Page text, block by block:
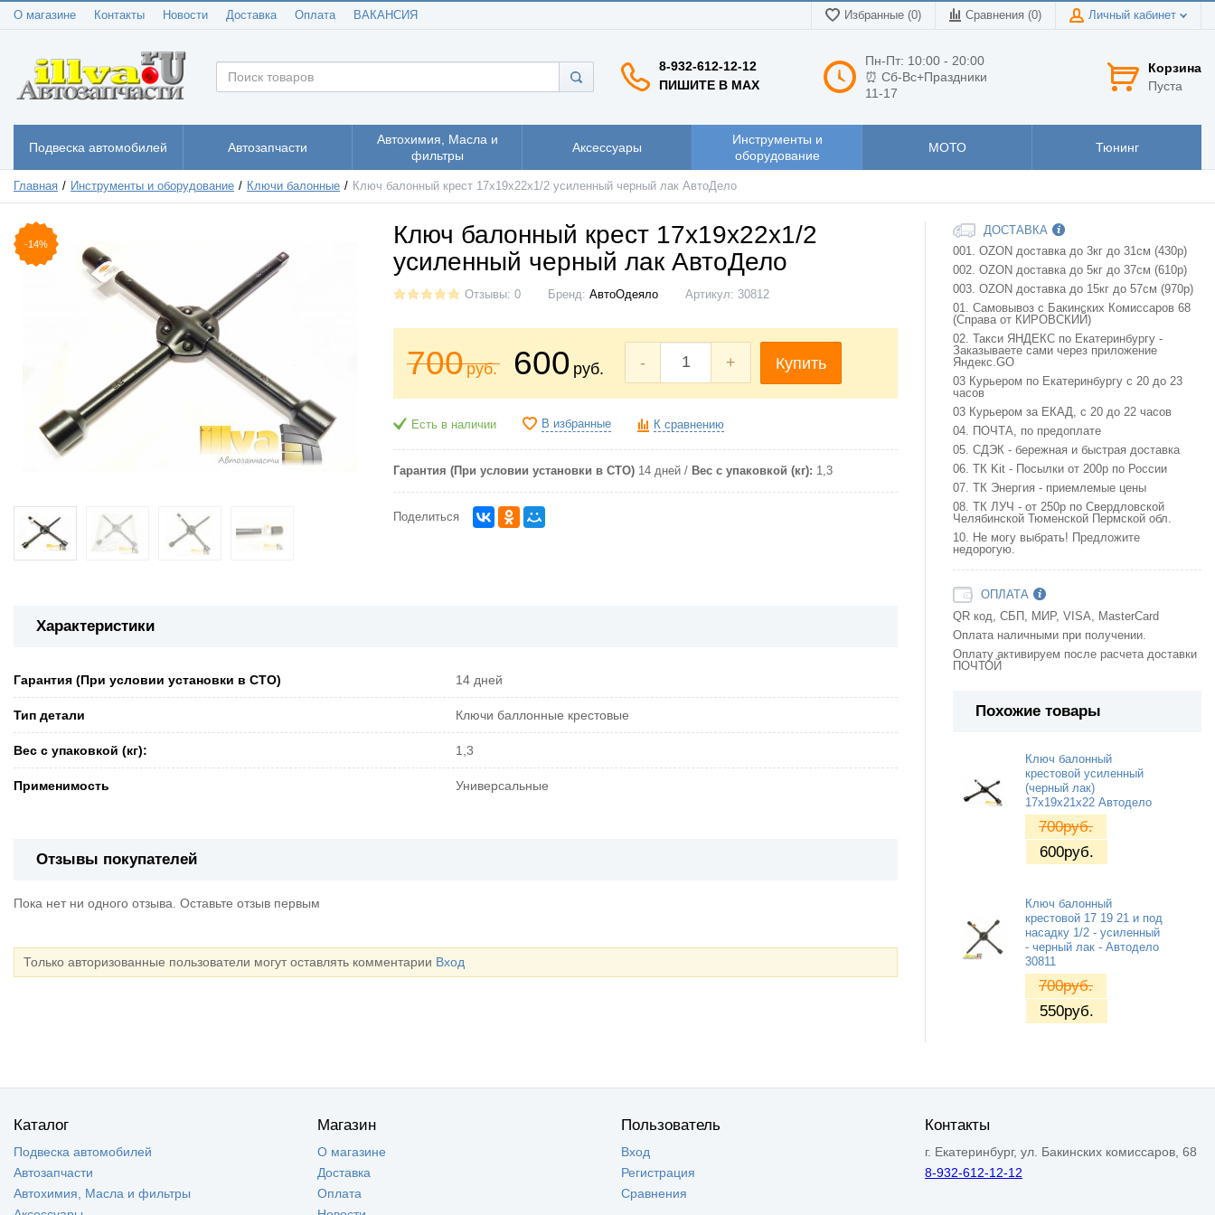
О магазине Контакты Новости Доставка Оплата ВАКАНСИЯ Избранные (0) Сравнения (0) Личный кабинет
8-932-612-12-12
ПИШИТЕ В MAX
Пн-Пт: 10:00 - 20:00
⏰ Сб-Вс+Праздники
11-17
Корзина
Пуста
Подвеска автомобилей Автозапчасти
Автохимия, Масла и
фильтры
Аксессуары
Инструменты и
оборудование
МОТО Тюнинг
Главная Инструменты и оборудование Ключи балонные Ключ балонный крест 17х19х22х1/2 усиленный черный лак АвтоДело
-14%
Ключ балонный крест 17х19х22х1/2
усиленный черный лак АвтоДело
Отзывы: 0 Бренд: АвтоОдеяло Артикул: 30812
700руб. 600 руб. - + Купить
Есть в наличии В избранные К сравнению
Гарантия (При условии установки в СТО) 14 дней Вес с упаковкой (кг): 1,3
Поделиться
Характеристики
Гарантия (При условии установки в СТО) 14 дней
Тип детали Ключи баллонные крестовые
Вес с упаковкой (кг): 1,3
Применимость Универсальные
Отзывы покупателей
Пока нет ни одного отзыва. Оставьте отзыв первым
Только авторизованные пользователи могут оставлять комментарии Вход
ДОСТАВКА
001. OZON доставка до 3кг до 31см (430р)
002. OZON доставка до 5кг до 37см (610р)
003. OZON доставка до 15кг до 57см (970р)
01. Самовывоз с Бакинских Комиссаров 68
(Справа от КИРОВСКИЙ)
02. Такси ЯНДЕКС по Екатеринбургу -
Заказываете сами через приложение
Яндекс.GO
03 Курьером по Екатеринбургу с 20 до 23
часов
03 Курьером за ЕКАД, с 20 до 22 часов
04. ПОЧТА, по предоплате
05. СДЭК - бережная и быстрая доставка
06. ТК Kit - Посылки от 200р по России
07. ТК Энергия - приемлемые цены
08. ТК ЛУЧ - от 250р по Свердловской
Челябинской Тюменской Пермской обл.
10. Не могу выбрать! Предложите
недорогую.
ОПЛАТА
QR код, СБП, МИР, VISA, MasterCard
Оплата наличными при получении.
Оплату активируем после расчета доставки
ПОЧТОЙ
Похожие товары
Ключ балонный
крестовой усиленный
(черный лак)
17x19x21x22 Автодело
700руб.
600руб.
Ключ балонный
крестовой 17 19 21 и под
насадку 1/2 - усиленный
- черный лак - Автодело
30811
700руб.
550руб.
Каталог
Подвеска автомобилей
Автозапчасти
Автохимия, Масла и фильтры
Магазин
О магазине
Доставка
Оплата
Пользователь
Вход
Регистрация
Сравнения
Контакты
г. Екатеринбург, ул. Бакинских комиссаров, 68
8-932-612-12-12